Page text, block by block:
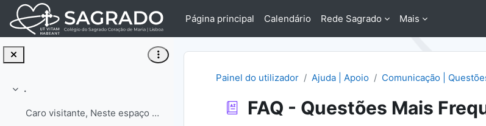
Ir para o conteúdo principal
Página principal
Calendário Rede Sagrado Mais
Contrair
.
Caro visitante, Neste espaço encontrará informa...
Painel do utilizador Ajuda | Apoio Comunicação |
FAQ - Questões Mais